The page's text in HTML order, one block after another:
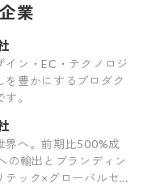
業
イン・EC・テクノロジ
を豊かにするプロダク
。
界へ。前期比500%成
の輸出とブランディン
テック×グローバルセー